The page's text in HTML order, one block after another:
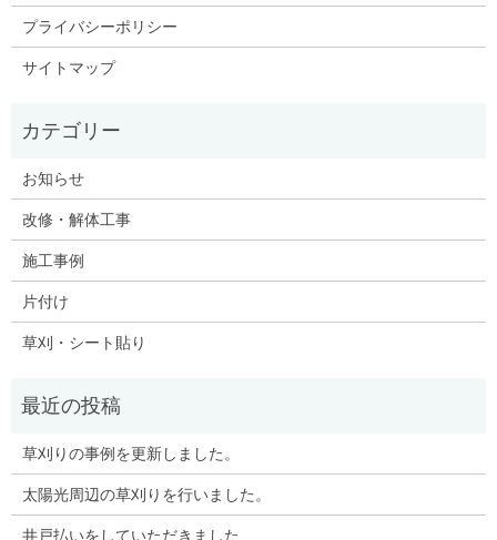
プライバシーポリシー
サイトマップ
お知らせ
改修・解体工事
施工事例
片付け
草刈・シート貼り
草刈りの事例を更新しました。
太陽光周辺の草刈りを行いました。
井戸払いをしていただきました